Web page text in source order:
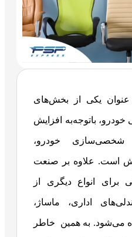
یکی از بخش‌های
باتوجه‌به افزایش
شخصی‌سازی خودرو،
است. علاوه بر صنعت
انواع دیگری از
اداری، ماساژ،
می‌شود. به همین خاطر